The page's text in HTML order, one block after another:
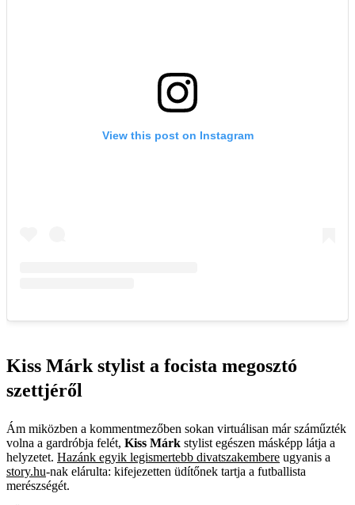
Kiss Márk stylist a focista megosztó
szettjéről
Ám miközben a kommentmezőben sokan virtuálisan már száműzték
volna a gardróbja felét, Kiss Márk stylist egészen másképp látja a
helyzetet. Hazánk egyik legismertebb divatszakembere ugyanis a
story.hu-nak elárulta: kifejezetten üdítőnek tartja a futballista
merészségét.